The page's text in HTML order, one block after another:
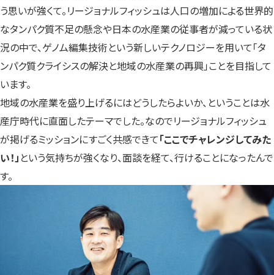
う思いが強くて。リージョナルフィッシュは人口の増加による世界的
なタンパク質不足の懸念や日本の水産業の従事者が減っている状
況の中で、ゲノム編集技術という新しいテクノロジーを用いて「タ
ンパク質クライシスの解決と地域の水産業の再興」ことを目指して
います。
地域の水産業を盛り上げるにはどうしたらよいか、ということは水
産庁時代に直面したテーマでした。なのでリージョナルフィッシュ
が掲げるミッションにすごく共感できて「ここでチャレンジしてみた
い！」 という気持ちが強くなり、面談を経て、行けることになったんで
す。